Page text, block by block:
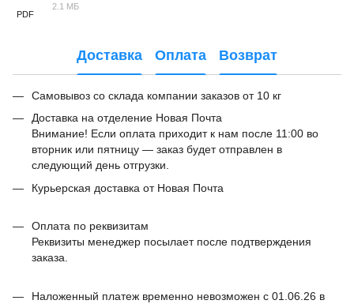
PDF
2.1 МБ
Доставка Оплата Возврат
Самовывоз со склада компании заказов от 10 кг
Доставка на отделение Новая Почта
Внимание! Если оплата приходит к нам после 11:00 во
вторник или пятницу — заказ будет отправлен в
следующий день отгрузки.
Курьерская доставка от Новая Почта
Оплата по реквизитам
Реквизиты менеджер посылает после подтверждения
заказа.
Наложенный платеж временно невозможен с 01.06.26 в